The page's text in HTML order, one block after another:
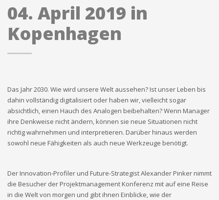
04. April 2019 in
Kopenhagen
Das Jahr 2030. Wie wird unsere Welt aussehen? Ist unser Leben bis
dahin vollständig digitalisiert oder haben wir, vielleicht sogar
absichtlich, einen Hauch des Analogen beibehalten? Wenn Manager
ihre Denkweise nicht ändern, können sie neue Situationen nicht
richtig wahrnehmen und interpretieren. Darüber hinaus werden
sowohl neue Fähigkeiten als auch neue Werkzeuge benötigt.
Der Innovation-Profiler und Future-Strategist Alexander Pinker nimmt
die Besucher der Projektmanagement Konferenz mit auf eine Reise
in die Welt von morgen und gibt ihnen Einblicke, wie der